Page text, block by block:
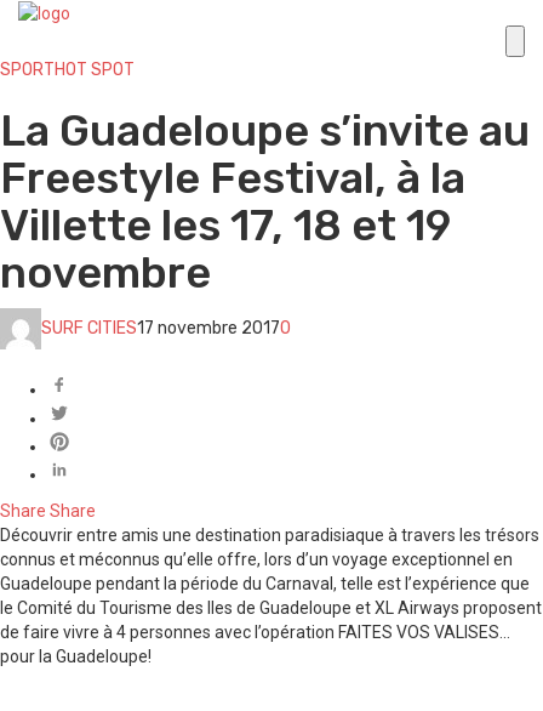
SPORTHOT SPOT
La Guadeloupe s’invite au
Freestyle Festival, à la
Villette les 17, 18 et 19
novembre
SURF CITIES17 novembre 20170
Share Share
Découvrir entre amis une destination paradisiaque à travers les trésors
connus et méconnus qu’elle offre, lors d’un voyage exceptionnel en
Guadeloupe pendant la période du Carnaval, telle est l’expérience que
le Comité du Tourisme des Iles de Guadeloupe et XL Airways proposent
de faire vivre à 4 personnes avec l’opération FAITES VOS VALISES…
pour la Guadeloupe!